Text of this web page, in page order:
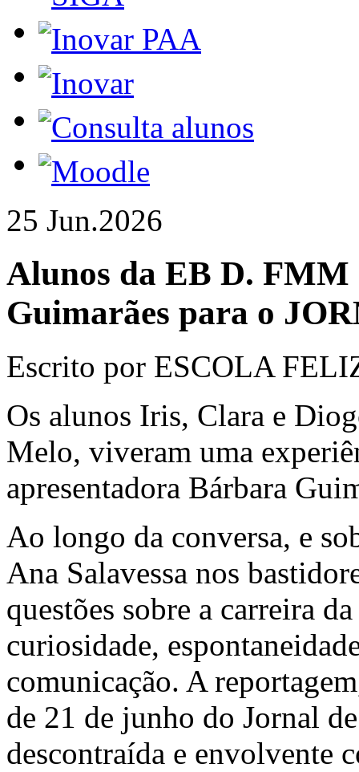
25 Jun.2026
Alunos da EB D.
Guimarães para o
Escrito por ESCOLA
Os alunos Iris, Clara e
Melo, viveram uma
apresentadora Bárbara
Ao longo da conversa, e
Ana Salavessa nos
questões sobre a carreira
curiosidade,
comunicação. A
de 21 de junho do Jornal
descontraída e envolvente